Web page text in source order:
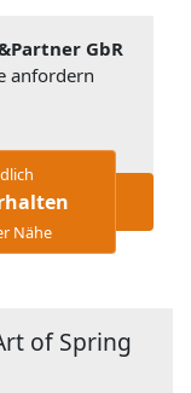
GbR
anfordern
Nähe
of Spring